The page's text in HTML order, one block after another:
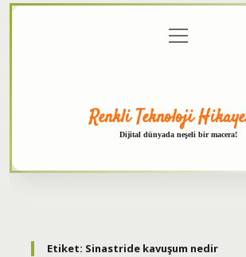
menüyü
aç
Renkli Teknoloji
Dijital dünyada neşeli bir macera!
Etiket: Sinastride kavuşum nedir